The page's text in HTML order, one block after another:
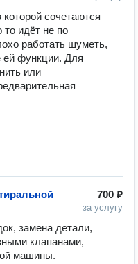
сочетаются
то идёт не по
работать шуметь,
ей функции. Для
или
700 ₽
за услугу
замена детали,
клапанами,
машины.